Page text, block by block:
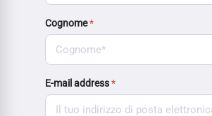
Cognome*
E-mail address*